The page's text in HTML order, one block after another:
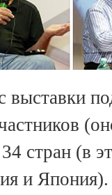
стран (в
и